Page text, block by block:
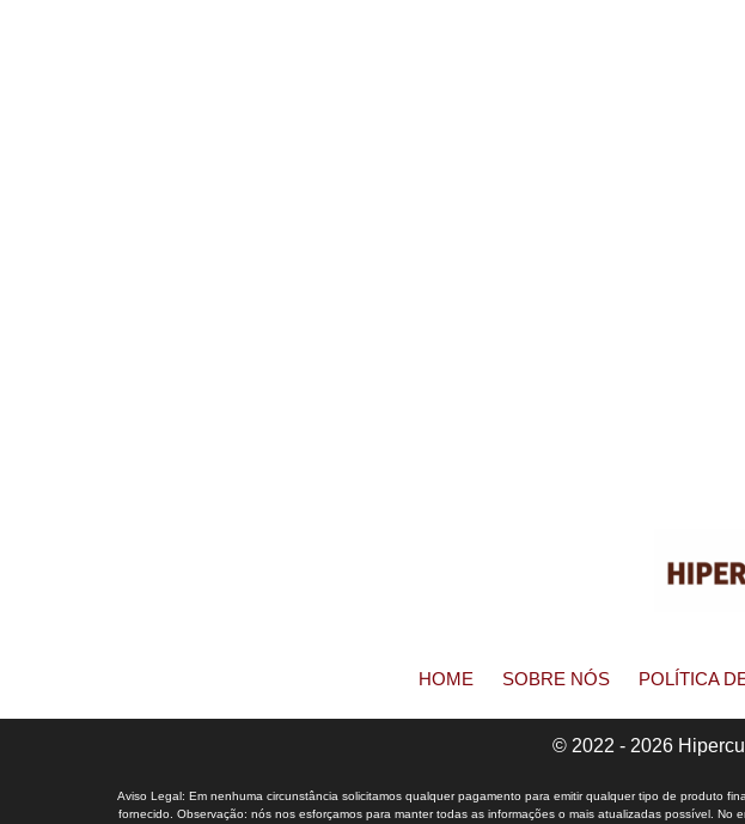
HOME SOBRE NÓS POLÍTICA
© 2022 - 2026
Aviso Legal: Em nenhuma circunstância solicitamos qualquer pagamento para emitir qualquer tipo de produto
fornecido. Observação: nós nos esforçamos para manter todas as informações o mais atualizadas possível.